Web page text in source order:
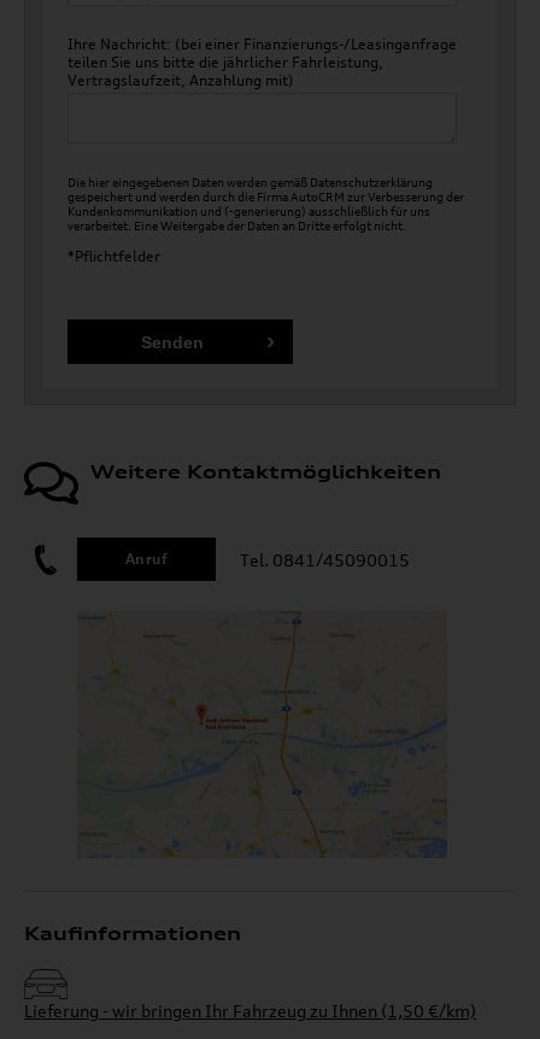
Ihre Nachricht: (bei einer Finanzierungs-/Leasinganfrage
teilen Sie uns bitte die jährlicher Fahrleistung,
Vertragslaufzeit, Anzahlung mit)
Die hier eingegebenen Daten werden gemäß Datenschutzerklärung
gespeichert und werden durch die Firma AutoCRM zur Verbesserung der
Kundenkommunikation und (-generierung) ausschließlich für uns
verarbeitet. Eine Weitergabe der Daten an Dritte erfolgt nicht.
*Pflichtfelder
Weitere Kontaktmöglichkeiten
Anruf Tel. 0841/45090015
Kaufinformationen
Lieferung - wir bringen Ihr Fahrzeug zu Ihnen (1,50 €/km)